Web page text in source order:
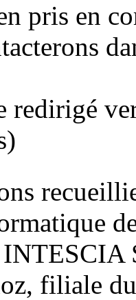
pris en
redirigé
filiale